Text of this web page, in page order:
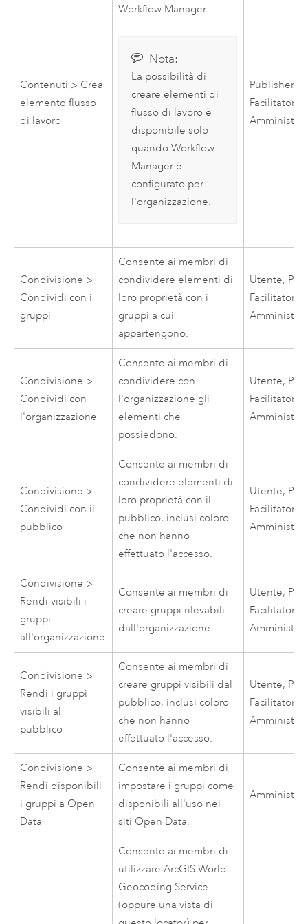
Contenuti > Crea
elemento flusso
di lavoro
Workflow Manager.
Nota:
La possibilità di
creare elementi di
flusso di lavoro è
disponibile solo
quando Workflow
Managerè
configurato per
l'organizzazione.
Publisher,
Facilitatore,
Condivisione >
Condividi con i
gruppi
Consente ai membri di
condividere elementi di
loro proprietà con i
gruppi a cui
appartengono.
Utente,
Facilitatore,
Condivisione >
Condividi con
l'organizzazione
Consente ai membri di
condividere con
l'organizzazione gli
elementi che
possiedono.
Utente,
Facilitatore,
Condivisione >
Condividi con il
pubblico
Consente ai membri di
condividere elementi di
loro proprietà con il
pubblico, inclusi coloro
che non hanno
effettuato l'accesso.
Utente,
Facilitatore,
Condivisione >
Rendi visibili i
gruppi
all'organizzazione
Consente ai membri di
creare gruppi rilevabili
dall'organizzazione.
Utente,
Facilitatore,
Condivisione >
Rendi i gruppi
visibili al
pubblico
Consente ai membri di
creare gruppi visibili dal
pubblico, inclusi coloro
che non hanno
effettuato l'accesso.
Utente,
Facilitatore,
Condivisione >
Rendi disponibili
i gruppi a Open
Data
Consente ai membri di
impostare i gruppi come
disponibili all'uso nei
siti Open Data.
Consente ai membri di
utilizzareArcGIS World
Geocoding Service
(oppure una vista di